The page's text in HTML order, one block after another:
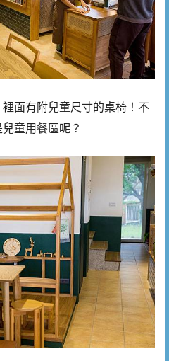
面有附兒童尺寸的桌椅！不
童用餐區呢？